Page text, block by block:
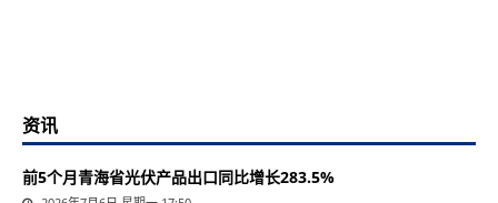
资讯
前5个月青海省光伏产品出口同比增长283.5%